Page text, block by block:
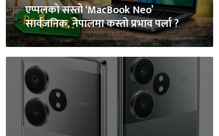
एप्पलको सस्तो ‘MacBook Neo’
सार्वजनिक, नेपालमा कस्तो प्रभाव पर्ला ?